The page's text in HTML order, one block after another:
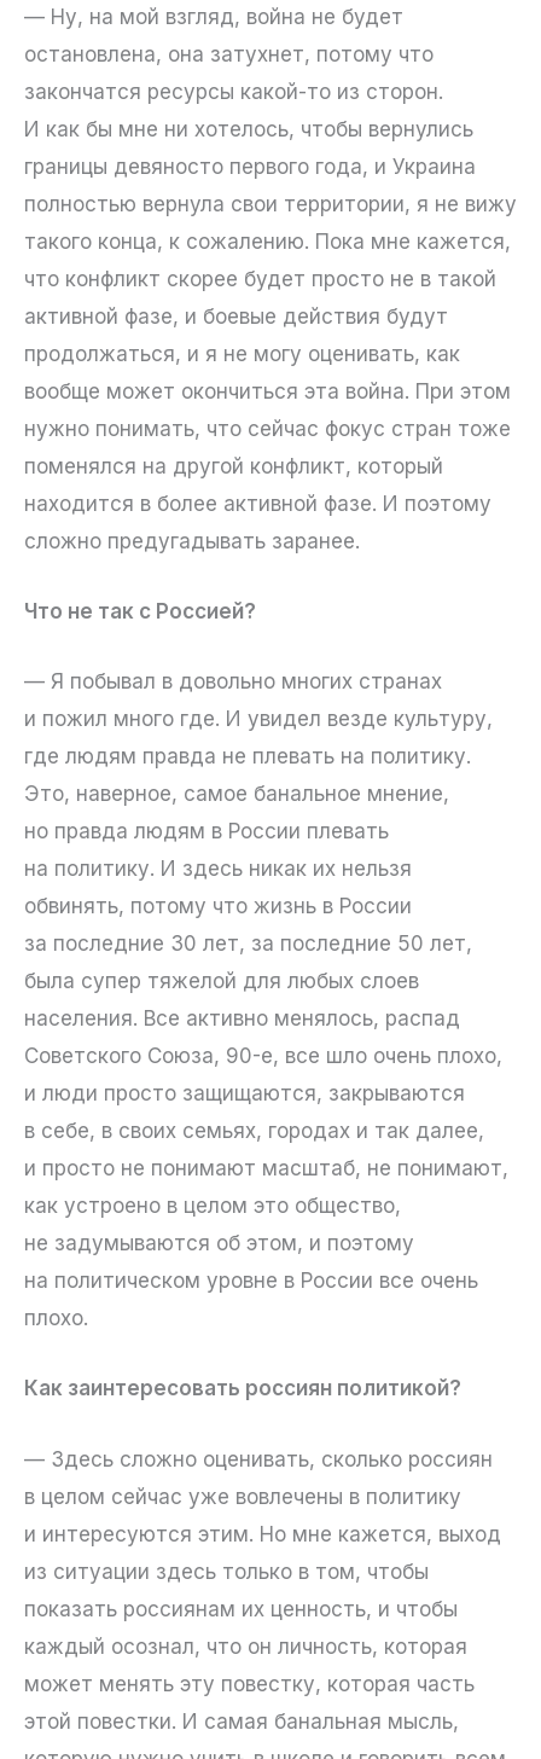
— Ну, на мой взгляд, война не будет
остановлена, она затухнет, потому что
закончатся ресурсы какой-то из сторон.
И как бы мне ни хотелось, чтобы вернулись
границы девяносто первого года, и Украина
полностью вернула свои территории, я не вижу
такого конца, к сожалению. Пока мне кажется,
что конфликт скорее будет просто не в такой
активной фазе, и боевые действия будут
продолжаться, и я не могу оценивать, как
вообще может окончиться эта война. При этом
нужно понимать, что сейчас фокус стран тоже
поменялся на другой конфликт, который
находится в более активной фазе. И поэтому
сложно предугадывать заранее.
Что не так с Россией?
— Я побывал в довольно многих странах
и пожил много где. И увидел везде культуру,
где людям правда не плевать на политику.
Это, наверное, самое банальное мнение,
но правда людям в России плевать
на политику. И здесь никак их нельзя
обвинять, потому что жизнь в России
за последние 30 лет, за последние 50 лет,
была супер тяжелой для любых слоев
населения. Все активно менялось, распад
Советского Союза, 90-е, все шло очень плохо,
и люди просто защищаются, закрываются
в себе, в своих семьях, городах и так далее,
и просто не понимают масштаб, не понимают,
как устроено в целом это общество,
не задумываются об этом, и поэтому
на политическом уровне в России все очень
плохо.
Как заинтересовать россиян политикой?
— Здесь сложно оценивать, сколько россиян
в целом сейчас уже вовлечены в политику
и интересуются этим. Но мне кажется, выход
из ситуации здесь только в том, чтобы
показать россиянам их ценность, и чтобы
каждый осознал, что он личность, которая
может менять эту повестку, которая часть
этой повестки. И самая банальная мысль,